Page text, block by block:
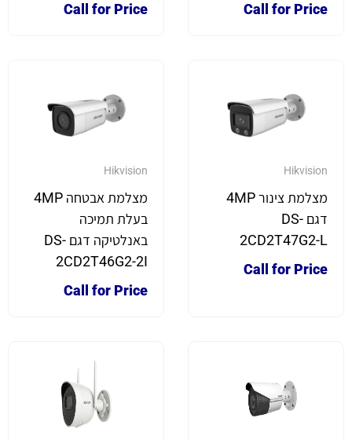
Call for Price
Call for Price
Hikvision
מצלמת צינור 4MP
דגם DS-
2CD2T47G2-L
Call for Price
Hikvision
מצלמת אבטחה 4MP
בעלת תמיכה
באנלטיקה דגם DS-
2CD2T46G2-2I
Call for Price